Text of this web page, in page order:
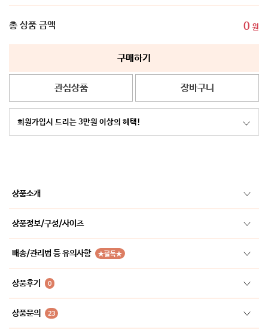
총 상품 금액 0 원
구매하기
관심상품 장바구니
회원가입시 드리는 3만원 이상의 혜택!
상품소개
상품정보/구성/사이즈
배송/관리법 등 유의사항 ★필독★
상품후기 0
상품문의 23